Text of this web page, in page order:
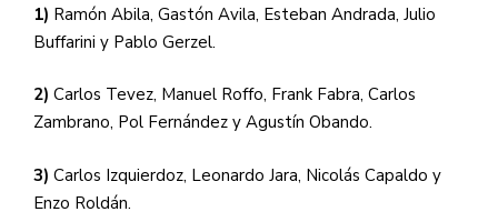
1) Ramón Abila, Gastón Avila, Esteban Andrada, Julio
Buffarini y Pablo Gerzel.
2) Carlos Tevez, Manuel Roffo, Frank Fabra, Carlos
Zambrano, Pol Fernández y Agustín Obando.
3) Carlos Izquierdoz, Leonardo Jara, Nicolás Capaldo y
Enzo Roldán.